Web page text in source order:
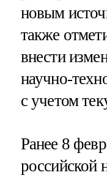
новым
также
внести
научно-
с учетом
Ранее 8
российской